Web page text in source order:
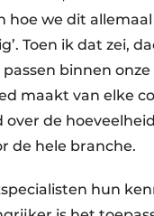
hoe we dit
Toen ik dat zei,
binnen
maakt van elke
de
de hele branche.
hun